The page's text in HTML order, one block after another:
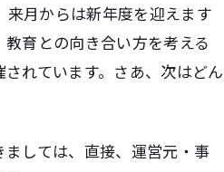
来月からは新年度を迎えます
育との向き合い方を考える
れています。さあ、次はどん
しては、直接、運営元・事